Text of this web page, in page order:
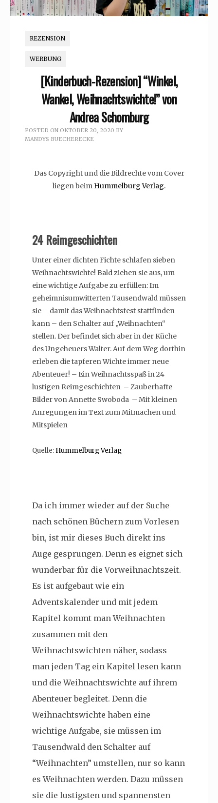
REZENSION
WERBUNG
[Kinderbuch-Rezension] “Winkel,
Wankel, Weihnachtswichte!” von
Andrea Schomburg
POSTED ON OKTOBER 20, 2020 BY
MANDYS BUECHERECKE
Das Copyright und die Bildrechte vom Cover
liegen beim Hummelburg Verlag.
24 Reimgeschichten
Unter einer dichten Fichte schlafen sieben
Weihnachtswichte! Bald ziehen sie aus, um
eine wichtige Aufgabe zu erfüllen: Im
geheimnisumwitterten Tausendwald müssen
sie – damit das Weihnachtsfest stattfinden
kann – den Schalter auf „Weihnachten“
stellen. Der befindet sich aber in der Küche
des Ungeheuers Walter. Auf dem Weg dorthin
erleben die tapferen Wichte immer neue
Abenteuer! – Ein Weihnachtsspaß in 24
lustigen Reimgeschichten ​ – Zauberhafte
Bilder von Annette Swoboda ​ – Mit kleinen
Anregungen im Text zum Mitmachen und
Mitspielen
Quelle: Hummelburg Verlag
Da ich immer wieder auf der Suche
nach schönen Büchern zum Vorlesen
bin, ist mir dieses Buch direkt ins
Auge gesprungen. Denn es eignet sich
wunderbar für die Vorweihnachtszeit.
Es ist aufgebaut wie ein
Adventskalender und mit jedem
Kapitel kommt man Weihnachten
zusammen mit den
Weihnachtswichten näher, sodass
man jeden Tag ein Kapitel lesen kann
und die Weihnachtswichte auf ihrem
Abenteuer begleitet. Denn die
Weihnachtswichte haben eine
wichtige Aufgabe, sie müssen im
Tausendwald den Schalter auf
“Weihnachten” umstellen, nur so kann
es Weihnachten werden. Dazu müssen
sie die lustigsten und spannensten